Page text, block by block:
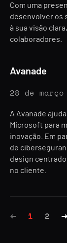
Com uma
desenvolver os
à sua visão
colaboradores.
Avanade
28 de março
A Avanade
Microsoft para
inovação. Em
de
design centrado
no cliente.
1 2